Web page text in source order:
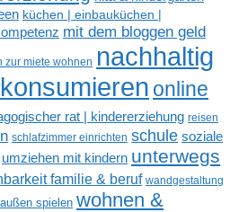
küchen | einbauküchen |
mit dem bloggen geld
zur miete wohnen nachhaltig
online
rat | kindererziehung reisen
schlafzimmer einrichten schule soziale
umziehen mit kindern unterwegs
familie & beruf wandgestaltung
spielen wohnen &